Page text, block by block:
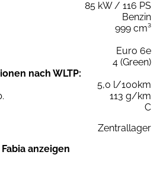
85 kW / 116 PS
Benzin
999 cm³
Euro 6e
4 (Green)
nach WLTP:
5,0 l/100km
113 g/km
C
Zentrallager
anzeigen